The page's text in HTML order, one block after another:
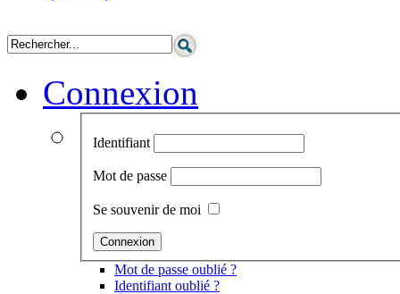
Connexion
Identifiant
Mot de passe
Se souvenir de moi
Mot de passe oublié ?
Identifiant oublié ?